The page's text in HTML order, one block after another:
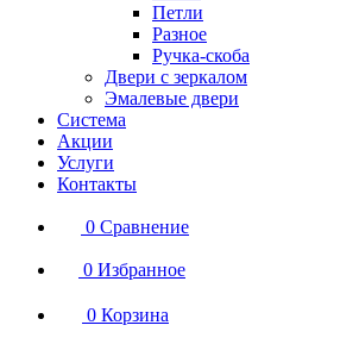
Петли
Разное
Ручка-скоба
Двери с зеркалом
Эмалевые двери
Система
Акции
Услуги
Контакты
0 Сравнение
0 Избранное
0 Корзина